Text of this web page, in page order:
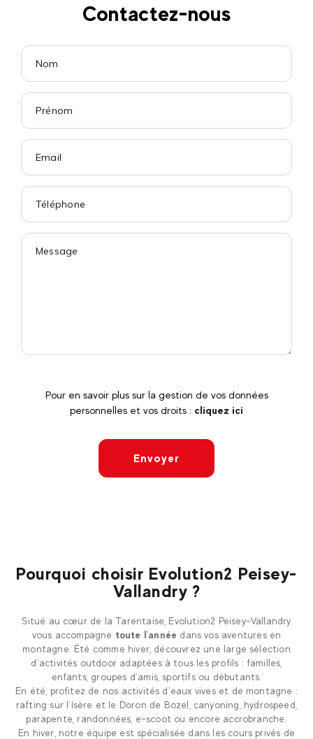
Contactez-nous
Pour en savoir plus sur la gestion de vos données
personnelles et vos droits : cliquez ici
Envoyer
Pourquoi choisir Evolution2 Peisey-
Vallandry ?
Situé au cœur de la Tarentaise, Evolution2 Peisey-Vallandry
vous accompagne toute l’année dans vos aventures en
montagne. Été comme hiver, découvrez une large sélection
d’activités outdoor adaptées à tous les profils : familles,
enfants, groupes d’amis, sportifs ou débutants.
En été, profitez de nos activités d’eaux vives et de montagne :
rafting sur l’Isère et le Doron de Bozel, canyoning, hydrospeed,
parapente, randonnées, e-scoot ou encore accrobranche.
En hiver, notre équipe est spécialisée dans les cours privés de